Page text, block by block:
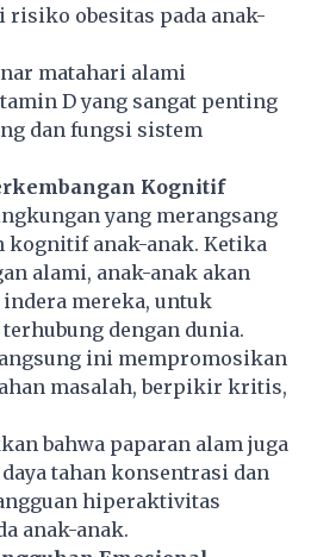
risiko obesitas pada anak-
matahari alami
D yang sangat penting
dan fungsi sistem
Kognitif
yang merangsang
kognitif anak-anak. Ketika
alami, anak-anak akan
mereka, untuk
dengan dunia.
ini mempromosikan
masalah, berpikir kritis,
bahwa paparan alam juga
tahan konsentrasi dan
hiperaktivitas
anak-anak.